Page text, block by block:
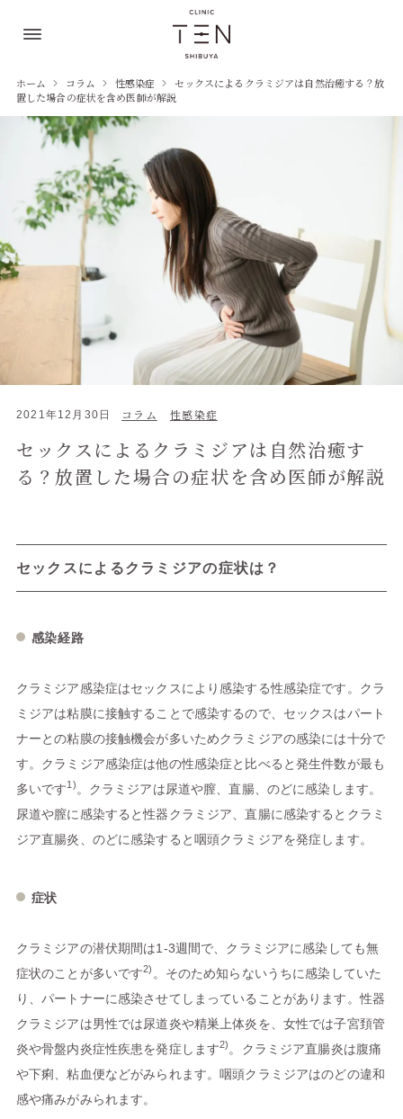
ホーム コラム 性感染症
セックスによるクラミジアは自然治癒する？放
置した場合の症状を含め医師が解説
2021年12月30日 コラム 性感染症
セックスによるクラミジアは自然治癒す
る？放置した場合の症状を含め医師が解説
セックスによるクラミジアの症状は？
感染経路
クラミジア感染症はセックスにより感染する性感染症です。クラ
ミジアは粘膜に接触することで感染するので、セックスはパート
ナーとの粘膜の接触機会が多いためクラミジアの感染には十分で
す。クラミジア感染症は他の性感染症と比べると発生件数が最も
多いです1) 。クラミジアは尿道や膣、直腸、のどに感染します。
尿道や膣に感染すると性器クラミジア、直腸に感染するとクラミ
ジア直腸炎、のどに感染すると咽頭クラミジアを発症します。
症状
クラミジアの潜伏期間は1-3週間で、クラミジアに感染しても無
症状のことが多いです2) 。そのため知らないうちに感染していた
り、パートナーに感染させてしまっていることがあります。性器
クラミジアは男性では尿道炎や精巣上体炎を、女性では子宮頚管
炎や骨盤内炎症性疾患を発症します2) 。クラミジア直腸炎は腹痛
や下痢、粘血便などがみられます。咽頭クラミジアはのどの違和
感や痛みがみられます。